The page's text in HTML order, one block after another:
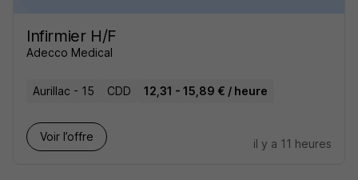
Infirmier H/F
Adecco Medical
Aurillac - 15 CDD 12,31 - 15,89 € / heure
Voir l’offre
il y a 11 heures